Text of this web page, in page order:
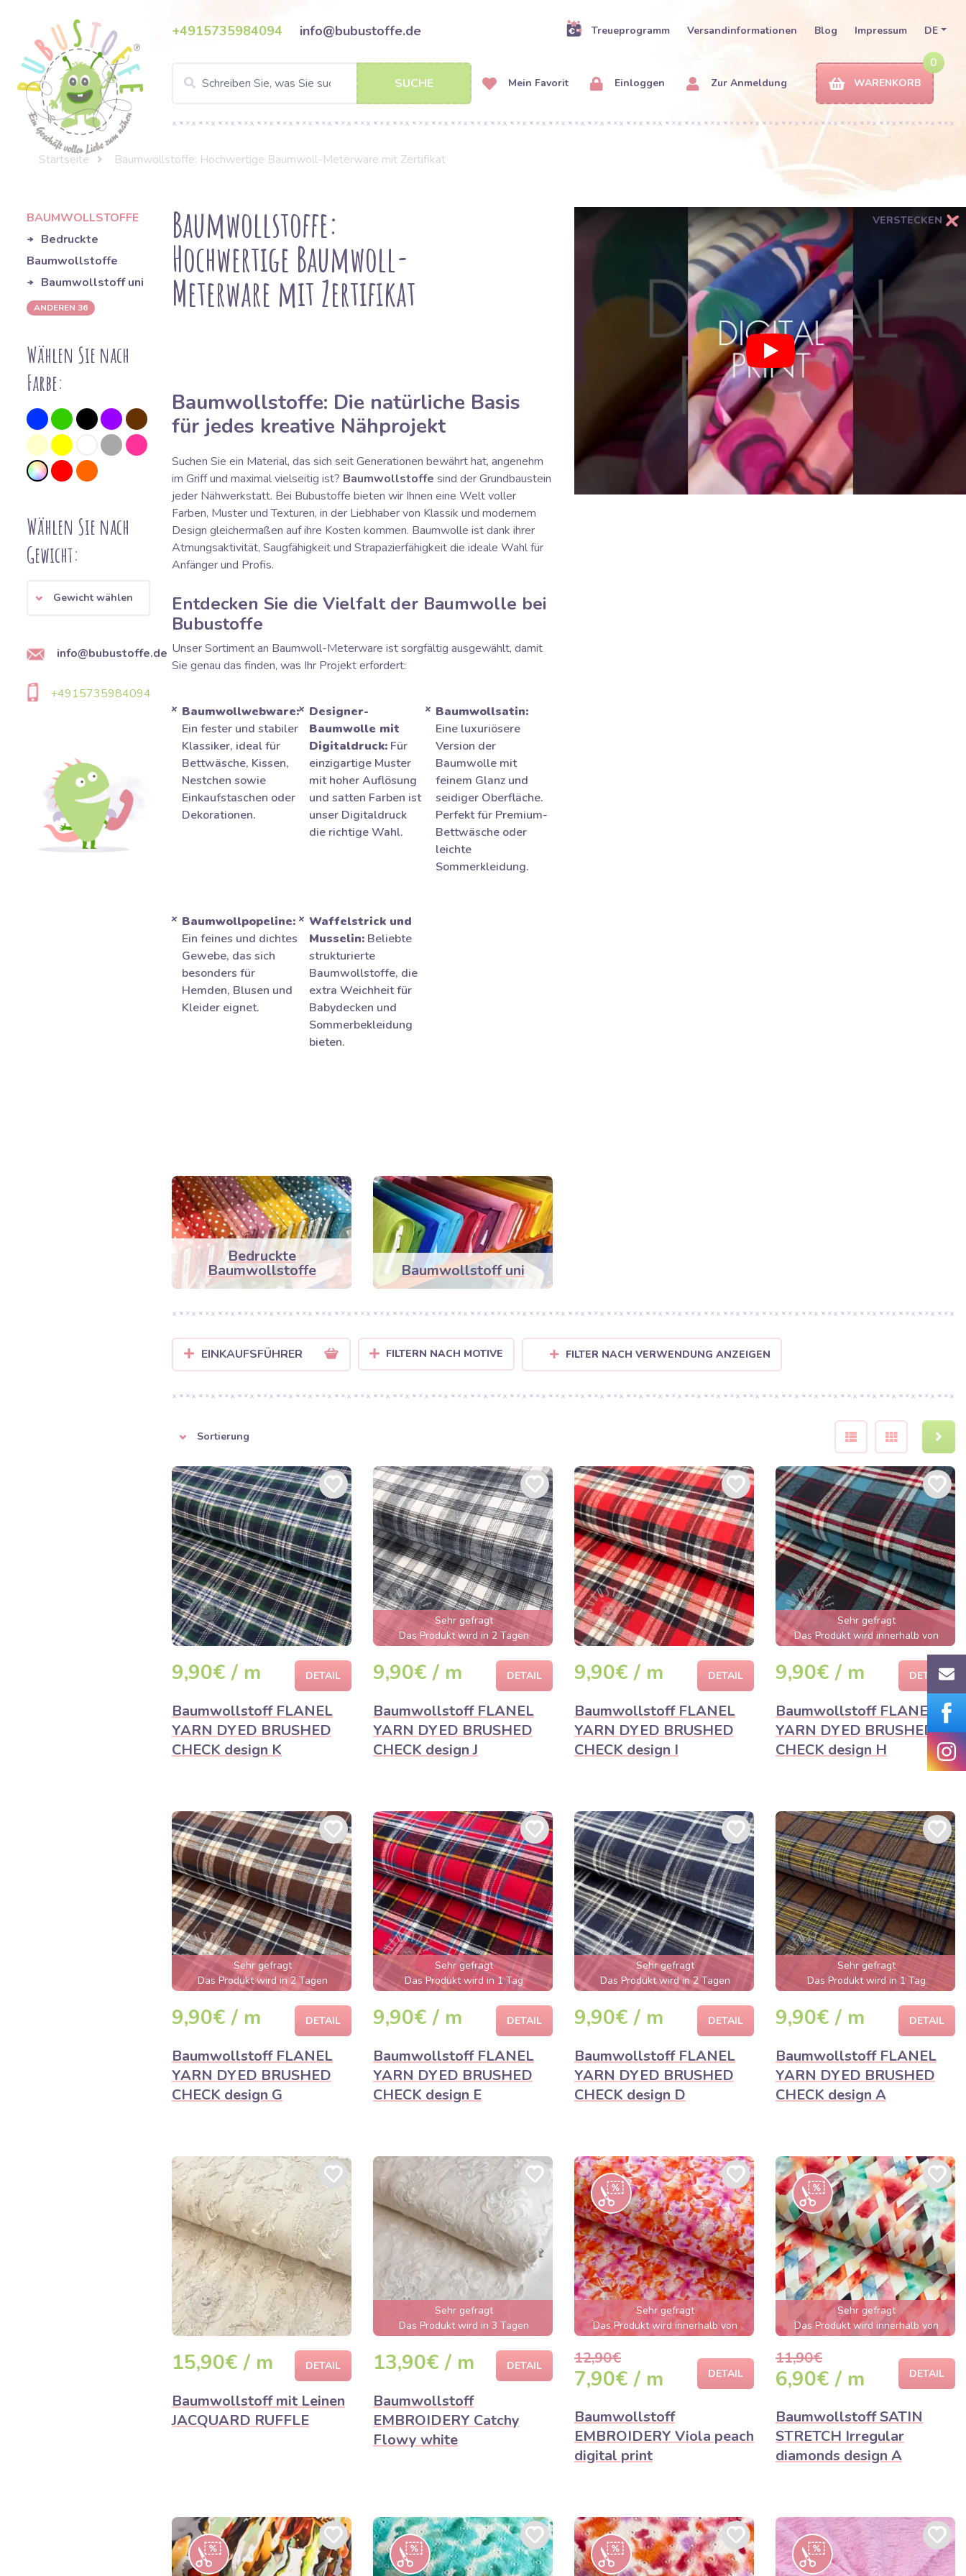
+4915735984094 info@bubustoffe.de Treueprogramm Versandinformationen Blog Impressum DE
SUCHE Mein Favorit Einloggen Zur Anmeldung
0
WARENKORB
Startseite Baumwollstoffe: Hochwertige Baumwoll-Meterware mit Zertifikat
BAUMWOLLSTOFFE
Bedruckte
Baumwollstoffe
Baumwollstoff uni
ANDEREN 36
Wählen Sie nach
Farbe:
Wählen Sie nach
Gewicht:
Gewicht wählen
info@bubustoffe.de
+4915735984094
Baumwollstoffe:
Hochwertige Baumwoll-
Meterware mit Zertifikat
Baumwollstoffe: Die natürliche Basis
für jedes kreative Nähprojekt
Suchen Sie ein Material, das sich seit Generationen bewährt hat, angenehm
im Griff und maximal vielseitig ist? Baumwollstoffe sind der Grundbaustein
jeder Nähwerkstatt. Bei Bubustoffe bieten wir Ihnen eine Welt voller
Farben, Muster und Texturen, in der Liebhaber von Klassik und modernem
Design gleichermaßen auf ihre Kosten kommen. Baumwolle ist dank ihrer
Atmungsaktivität, Saugfähigkeit und Strapazierfähigkeit die ideale Wahl für
Anfänger und Profis.
Entdecken Sie die Vielfalt der Baumwolle bei
Bubustoffe
Unser Sortiment an Baumwoll-Meterware ist sorgfältig ausgewählt, damit
Sie genau das finden, was Ihr Projekt erfordert:
Baumwollwebware:
Ein fester und stabiler
Klassiker, ideal für
Bettwäsche, Kissen,
Nestchen sowie
Einkaufstaschen oder
Dekorationen.
Designer-
Baumwolle mit
Digitaldruck:Für
einzigartige Muster
mit hoher Auflösung
und satten Farben ist
unser Digitaldruck
die richtige Wahl.
Baumwollsatin:
Eine luxuriösere
Version der
Baumwolle mit
feinem Glanz und
seidiger Oberfläche.
Perfekt für Premium-
Bettwäsche oder
leichte
Sommerkleidung.
Baumwollpopeline:
Ein feines und dichtes
Gewebe, das sich
besonders für
Hemden, Blusen und
Kleider eignet.
Waffelstrick und
Musselin:Beliebte
strukturierte
Baumwollstoffe, die
extra Weichheit für
Babydecken und
Sommerbekleidung
bieten.
VERSTECKEN
Bedruckte
Baumwollstoffe Baumwollstoff uni
EINKAUFSFÜHRER FILTERN NACH MOTIVE FILTER NACH VERWENDUNG ANZEIGEN
Sortierung
9,90€ / m DETAIL
Baumwollstoff FLANEL
YARN DYED BRUSHED
CHECK design K
Sehr gefragt
Das Produkt wird in 2 Tagen
ausverkauft sein
9,90€ / m DETAIL
Baumwollstoff FLANEL
YARN DYED BRUSHED
CHECK design J
9,90€ / m DETAIL
Baumwollstoff FLANEL
YARN DYED BRUSHED
CHECK design I
Sehr gefragt
Das Produkt wird innerhalb von
wenigen Stunden ausverkauft sein
9,90€ / m DETAIL
Baumwollstoff FLANEL
YARN DYED BRUSHED
CHECK design H
Sehr gefragt
Das Produkt wird in 2 Tagen
ausverkauft sein
9,90€ / m DETAIL
Baumwollstoff FLANEL
YARN DYED BRUSHED
CHECK design G
Sehr gefragt
Das Produkt wird in 1 Tag
ausverkauft sein
9,90€ / m DETAIL
Baumwollstoff FLANEL
YARN DYED BRUSHED
CHECK design E
Sehr gefragt
Das Produkt wird in 2 Tagen
ausverkauft sein
9,90€ / m DETAIL
Baumwollstoff FLANEL
YARN DYED BRUSHED
CHECK design D
Sehr gefragt
Das Produkt wird in 1 Tag
ausverkauft sein
9,90€ / m DETAIL
Baumwollstoff FLANEL
YARN DYED BRUSHED
CHECK design A
15,90€ / m DETAIL
Baumwollstoff mit Leinen
JACQUARD RUFFLE
Sehr gefragt
Das Produkt wird in 3 Tagen
ausverkauft sein
13,90€ / m DETAIL
Baumwollstoff
EMBROIDERY Catchy
Flowy white
Sehr gefragt
Das Produkt wird innerhalb von
wenigen Stunden ausverkauft sein
12,90€
7,90€ / m DETAIL
Baumwollstoff
EMBROIDERY Viola peach
digital print
Sehr gefragt
Das Produkt wird innerhalb von
wenigen Stunden ausverkauft sein
11,90€
6,90€ / m DETAIL
Baumwollstoff SATIN
STRETCH Irregular
diamonds design A